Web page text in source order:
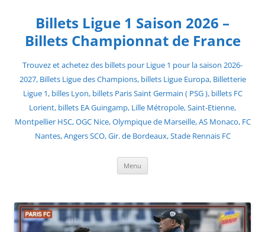
contentBillets Ligue 1 Saison 2026 –
Billets Championnat de France
Trouvez et achetez des billets pour Ligue 1 pour la saison 2026-
2027, Billets Ligue des Champions, billets Ligue Europa, Billetterie
Ligue 1, billes Lyon, billets Paris Saint Germain ( PSG ), billets FC
Lorient, billets EA Guingamp, Lille Métropole, Saint-Etienne,
Montpellier HSC, OGC Nice, Olympique de Marseille, AS Monaco, FC
Nantes, Angers SCO, Gir. de Bordeaux, Stade Rennais FC
Menu